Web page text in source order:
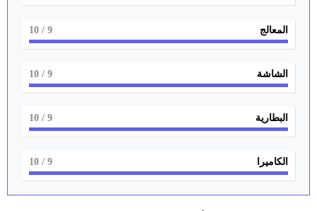
المعالج 9
/ 10
الشاشة 9
/ 10
البطارية 9
/ 10
الكاميرا 9
/ 10